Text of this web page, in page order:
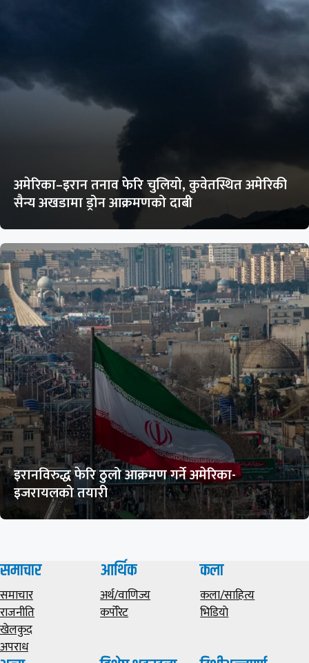
अमेरिका–इरान तनाव फेरि चुलियो, कुवेतस्थित अमेरिकी
सैन्य अखडामा ड्रोन आक्रमणको दाबी
इरानविरुद्ध फेरि ठुलो आक्रमण गर्ने अमेरिका-
इजरायलको तयारी
समाचार
समाचार
राजनीति
खेलकुद
अपराध
आर्थिक
अर्थ/वाणिज्य
कर्पोरेट
कला
कला/साहित्य
भिडियाे